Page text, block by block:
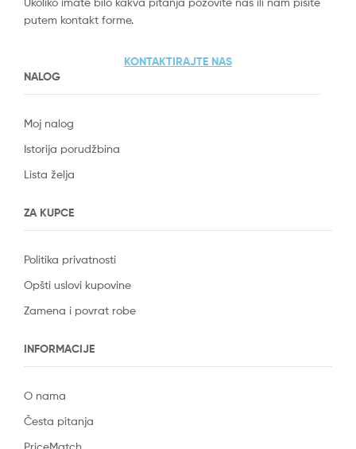
putem kontakt forme.
KONTAKTIRAJTE NAS
NALOG
Moj nalog
Istorija porudžbina
Lista želja
ZA KUPCE
Politika privatnosti
Opšti uslovi kupovine
Zamena i povrat robe
INFORMACIJE
O nama
Česta pitanja